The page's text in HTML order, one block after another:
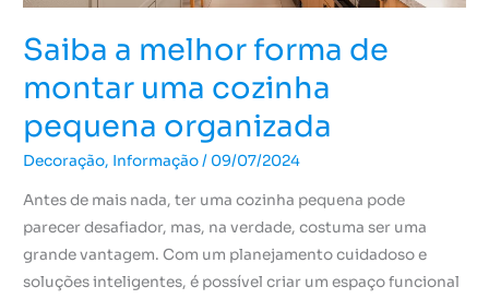
Saiba a melhor forma de
montar uma cozinha
pequena organizada
Decoração, Informação/ 09/07/2024
Antes de mais nada, ter uma cozinha pequena pode
parecer desafiador, mas, na verdade, costuma ser uma
grande vantagem. Com um planejamento cuidadoso e
soluções inteligentes, é possível criar um espaço funcional